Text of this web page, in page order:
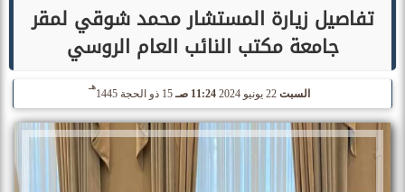
تفاصيل زيارة المستشار محمد شوقي لمقر
جامعة مكتب النائب العام الروسي
السبت 22 يونيو 2024 11:24 صـ 15 ذو الحجة 1445
هـ